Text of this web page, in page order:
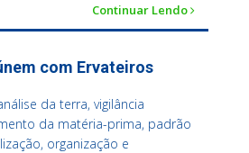
Continuar Lendo
com Ervateiros
da terra, vigilância
da matéria-prima, padrão
organização e